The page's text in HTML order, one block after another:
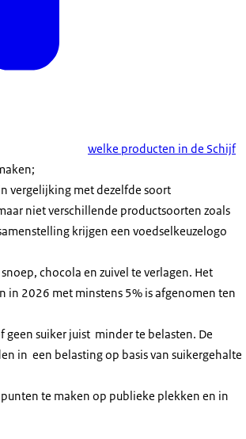
welke producten in de Schijf
vergelijking met dezelfde soort
niet verschillende productsoorten zoals
krijgen een voedselkeuzelogo
chocola en zuivel te verlagen. Het
in 2026 met minstens 5% is afgenomen ten
suiker juist minder te belasten. De
in een belasting op basis van suikergehalte
te maken op publieke plekken en in